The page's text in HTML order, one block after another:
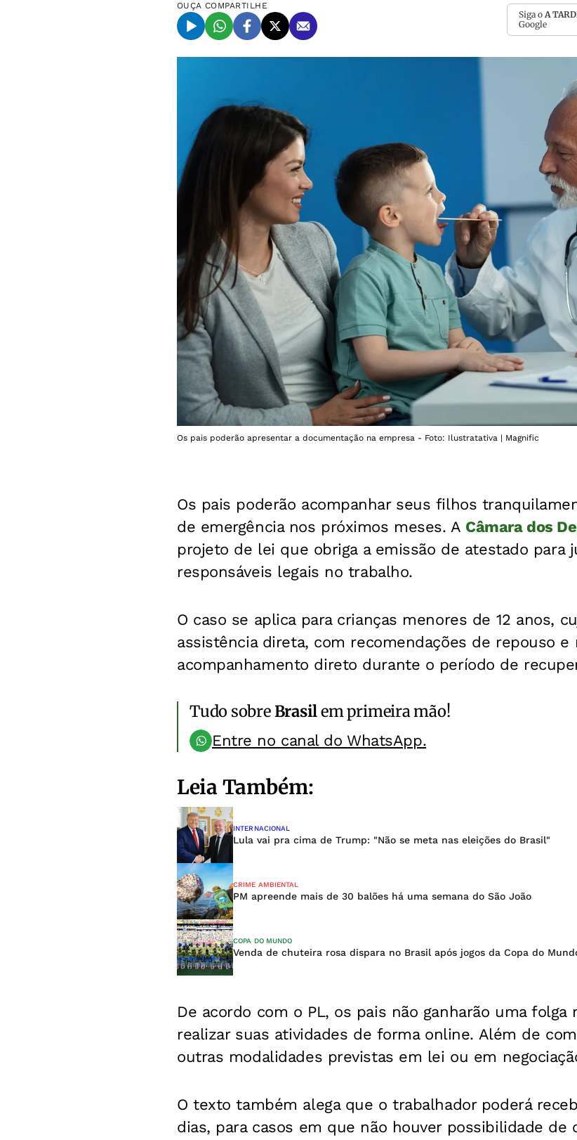
OUÇA COMPARTILHE
Siga o A
Google
Os pais poderão apresentar a documentação na empresa - Foto: Ilustratativa | Magnific
Os pais poderão acompanhar seus filhos
de emergência nos próximos meses. A Câmara dos
projeto de lei que obriga a emissão de atestado para
responsáveis legais no trabalho.
O caso se aplica para crianças menores de 12 anos,
assistência direta, com recomendações de repouso e
acompanhamento direto durante o período de
Tudo sobreBrasilem primeira mão!
Entre no canal do WhatsApp.
Leia Também:
INTERNACIONAL
Lula vai pra cima de Trump: "Não se meta nas eleições do Brasil"
CRIME AMBIENTAL
PM apreende mais de 30 balões há uma semana do São João
COPA DO MUNDO
Venda de chuteira rosa dispara no Brasil após jogos da Copa do
De acordo com o PL, os pais não ganharão uma folga
realizar suas atividades de forma online. Além de
outras modalidades previstas em lei ou em
O texto também alega que o trabalhador poderá
dias, para casos em que não houver possibilidade de